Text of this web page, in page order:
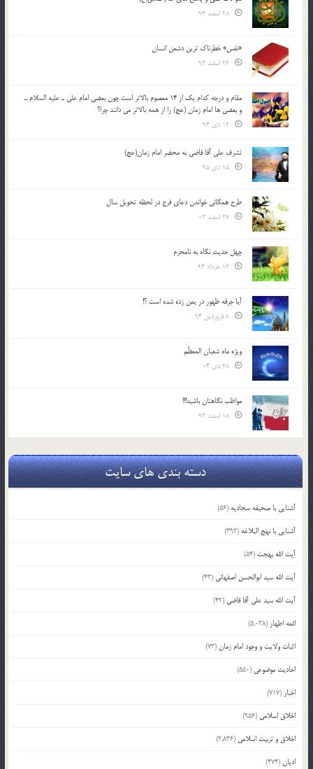
«نفس» خطرناک ترین دشمن انسان
مقام و درجه كدام يك از 14 معصوم بالاتر است چون بعضي امام علي ـ عليه السلام ـ
و بعضي ها امام زمان (عج) را از همه بالاتر مي دانند چرا؟
تشرف علي آقا قاضي به محضر امام زمان(عج)
طرح همگانی خواندن دعای فرج در لحظه تحویل سال
چهل حدیث نگاه به نامحرم
آیا جرقه ظهور در یمن زده شده است ؟!
ویژه ماه شعبان المعظّم
مواظب نگاهتان باشید!!!
دسته بندی های سایت
آشنایی با صحیفه سجادیه (56)
آشنایی با نهج البلاغه (392)
آیت الله بهجت (54)
آیت الله سید ابوالحسن اصفهانی (43)
آیت الله سید علی آقا قاضی (42)
ائمه اطهار (5,038)
اثبات ولایت و وجود امام زمان(73)
احادیث موضوعی (550)
اخبار (717)
اخلاق اسلامی (956)
اخلاق و تربیت اسلامی (2,836)
ادیان(474)